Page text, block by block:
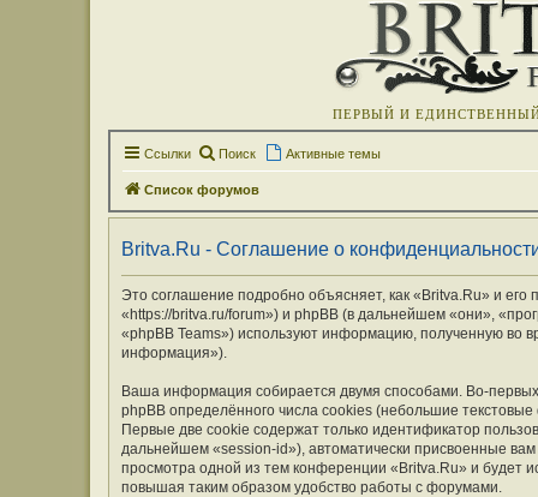
ПЕРВЫЙ И
Ссылки Поиск Активные темы
Список форумов
Britva.Ru - Соглашение о
Это соглашение подробно объясняет, как «Britva.Ru» и
«https://britva.ru/forum») и phpBB (в дальнейшем «они»,
«phpBB Teams») используют информацию, полученную во
информация»).
Ваша информация собирается двумя способами. Во-
phpBB определённого числа cookies (небольшие
Первые две cookie содержат только идентификатор
дальнейшем «session-id»), автоматически присвоенные
просмотра одной из тем конференции «Britva.Ru» и будет
повышая таким образом удобство работы с форумами.